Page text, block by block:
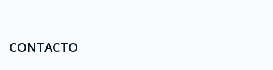
CONTACTO